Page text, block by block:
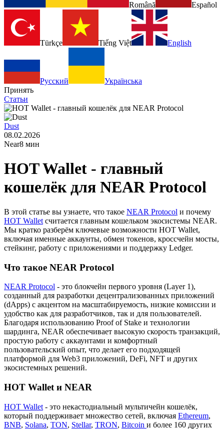
Română Español
Türkçe Tiếng Việt English
Русский
Українська
Принять
Статьи
Dust
08.02.2026
Near8 мин
HOT Wallet - главный
кошелёк для NEAR Protocol
В этой статье вы узнаете, что такое NEAR Protocol и почему
HOT Wallet считается главным кошельком экосистемы NEAR.
Мы кратко разберём ключевые возможности HOT Wallet,
включая именные аккаунты, обмен токенов, кроссчейн мосты,
стейкинг, работу с приложениями и поддержку Ledger.
Что такое NEAR Protocol
NEAR Protocol - это блокчейн первого уровня (Layer 1),
созданный для разработки децентрализованных приложений
(dApps) с акцентом на масштабируемость, низкие комиссии и
удобство как для разработчиков, так и для пользователей.
Благодаря использованию Proof of Stake и технологии
шардинга, NEAR обеспечивает высокую скорость транзакций,
простую работу с аккаунтами и комфортный
пользовательский опыт, что делает его подходящей
платформой для Web3 приложений, DeFi, NFT и других
экосистемных решений.
HOT Wallet и NEAR
HOT Wallet - это некастодиальный мультичейн кошелёк,
который поддерживает множество сетей, включая Ethereum,
BNB, Solana, TON, Stellar, TRON, Bitcoin и более 160 других